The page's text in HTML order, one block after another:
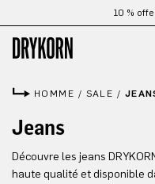
Passer au contenu principal
10 %
HOMME / SALE /
Jeans
Découvre les jeans
haute qualité et disponible